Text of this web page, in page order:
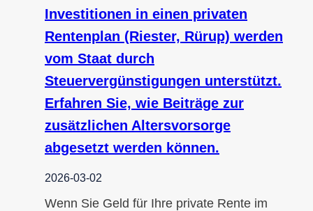
Investitionen in einen privaten
Rentenplan (Riester, Rürup) werden
vom Staat durch
Steuervergünstigungen unterstützt.
Erfahren Sie, wie Beiträge zur
zusätzlichen Altersvorsorge
abgesetzt werden können.
2026-03-02
Wenn Sie Geld für Ihre private Rente im